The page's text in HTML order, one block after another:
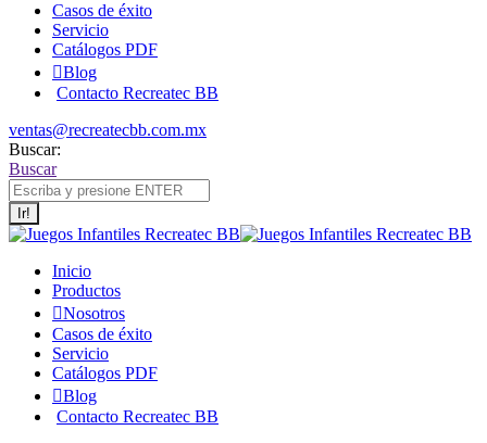
Casos de éxito
Servicio
Catálogos PDF
Blog
Contacto Recreatec BB
ventas@recreatecbb.com.mx
Buscar:
Buscar
Inicio
Productos
Nosotros
Casos de éxito
Servicio
Catálogos PDF
Blog
Contacto Recreatec BB